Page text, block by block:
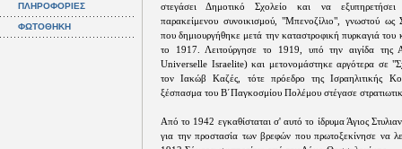
ΠΛΗΡΟΦΟΡΙΕΣ
ΦΩΤΟΘΗΚΗ
στεγάσει Δημοτικό Σχολείο και να
παρακείμενου συνοικισμού, "Μπενοζίλιο", γνωστού ως
που δημιουργήθηκε μετά την καταστροφική πυρκαγιά του
το 1917. Λειτούργησε το 1919, υπό την αιγίδα της
Universelle Israelite) και μετονομάστηκε αργότερα σε
τον Ιακώβ Καζές, τότε πρόεδρο της Ισραηλιτικής
ξέσπασμα του B΄Παγκοσμίου Πολέμου στέγασε
Από το 1942 εγκαθίσταται σ' αυτό το ίδρυμα Άγιος
για την προστασία των βρεφών που πρωτοξεκίνησε να